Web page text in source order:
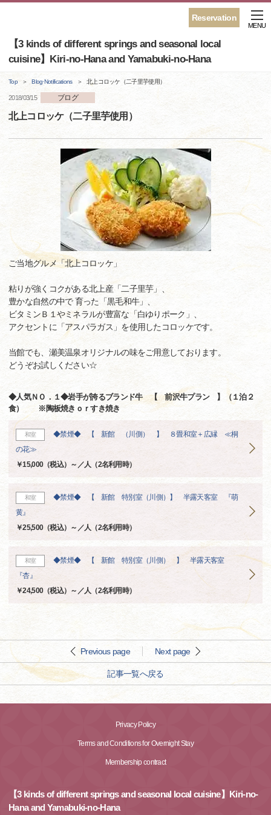
Reservation
【3 kinds of different springs and seasonal local
cuisine】Kiri-no-Hana and Yamabuki-no-Hana
MENU
Top Blog·Notifications 北上コロッケ（二子里芋使用）
2018/03/15 ブログ
北上コロッケ（二子里芋使用）
ご当地グルメ「北上コロッケ」
粘りが強くコクがある北上産「二子里芋」、
豊かな自然の中で 育った「黒毛和牛」、
ビタミンＢ１やミネラルが豊富な「白ゆりポーク」、
アクセントに「アスパラガス」を使用したコロッケです。
当館でも、瀬美温泉オリジナルの味をご用意しております。
どうぞお試しください☆
◆人気ＮＯ．１◆岩手が誇るブランド牛 【 前沢牛プラン 】（１泊２
食） ※陶板焼きｏｒすき焼き
和室
◆禁煙◆ 【 新館 （川側） 】 ８畳和室＋広縁 ≪桐
の花≫
￥15,000（税込）～／人（2名利用時）
和室
◆禁煙◆ 【 新館 特別室（川側）】 半露天客室 『萌
黄』
￥25,500（税込）～／人（2名利用時）
和室
◆禁煙◆ 【 新館 特別室（川側） 】 半露天客室
『杏』
￥24,500（税込）～／人（2名利用時）
Previous page Next page
記事一覧へ戻る
Privacy Policy
Terms and Conditions for Overnight Stay
Membership contract
【3 kinds of different springs and seasonal local cuisine】Kiri-no-
Hana and Yamabuki-no-Hana